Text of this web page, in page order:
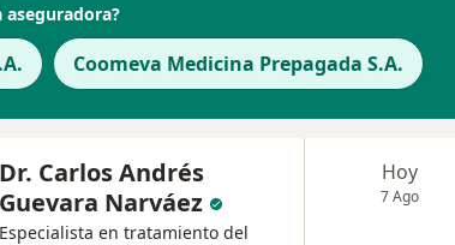
aseguradora?
Coomeva Medicina Prepagada S.A.
Dr. Carlos Andrés
Guevara Narváez
Especialista en tratamiento del
Hoy
7 Ago